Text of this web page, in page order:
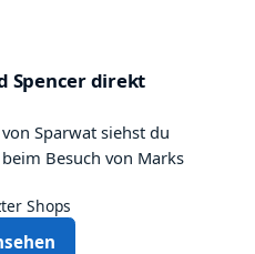
und
Spencer direkt
Sparwat siehst du
Besuch von Marks
Shops